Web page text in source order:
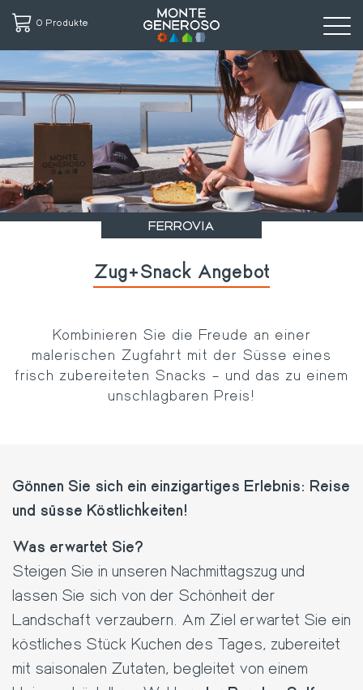
zum
Inhalt
0 Produkte
FERROVIA
Zug+Snack Angebot
Kombinieren Sie die Freude an einer
malerischen Zugfahrt mit der Süsse eines
frisch zubereiteten Snacks – und das zu einem
unschlagbaren Preis!
Gönnen Sie sich ein einzigartiges Erlebnis: Reise
und süsse Köstlichkeiten!
Was erwartet Sie?
Steigen Sie in unseren Nachmittagszug und
lassen Sie sich von der Schönheit der
Landschaft verzaubern. Am Ziel erwartet Sie ein
köstliches Stück Kuchen des Tages, zubereitet
mit saisonalen Zutaten, begleitet von einem